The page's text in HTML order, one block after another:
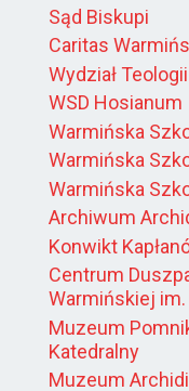
Sąd Biskupi
Caritas
Wydział Teologii
WSD Hosianum
Warmińska
Warmińska
Warmińska
Archiwum
Konwikt
Centrum
Warmińskiej
Muzeum
Katedralny
Muzeum